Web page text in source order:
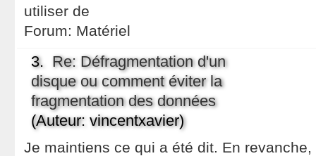
utiliser de
Forum: Matériel
3. Re: Défragmentation d'un
disque ou comment éviter la
fragmentation des données
(Auteur: vincentxavier)
Je maintiens ce qui a été dit. En